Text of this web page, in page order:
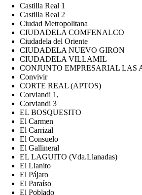
Castilla Real 1
Castilla Real 2
Ciudad Metropolitana
CIUDADELA COMFENALCO
Ciudadela del Oriente
CIUDADELA NUEVO GIRON
CIUDADELA VILLAMIL
CONJUNTO EMPRESARIAL LAS
Convivir
CORTE REAL (APTOS)
Corviandi 1,
Corviandi 3
EL BOSQUESITO
El Carmen
El Carrizal
El Consuelo
El Gallineral
EL LAGUITO (Vda.Llanadas)
El Llanito
El Pájaro
El Paraíso
El Poblado